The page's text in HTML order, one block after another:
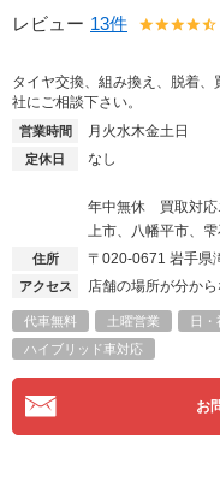
レビュー 13件
タイヤ交換、組み換え、脱着
社にご相談下さい。
営業時間 月火水木金土日
定休日 なし
年中無休 買取対応
上市、八幡平市、
住所 〒020-0671 岩手県
アクセス 店舗の場所が分か
代車無料 土曜営業 日・
ハイブリッド車対応
お